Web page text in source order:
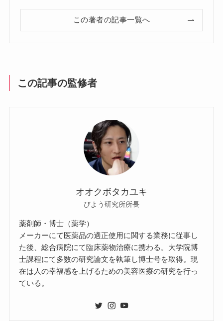
この著者の記事一覧へ
この記事の監修者
オオクボタカユキ
びよう研究所所長
薬剤師・博士（薬学）
メーカーにて医薬品の適正使用に関する業務に従事し
た後、総合病院にて臨床薬物治療に携わる。大学院博
士課程にて多数の研究論文を執筆し博士号を取得。現
在は人の幸福感を上げるための美容医療の研究を行っ
ている。